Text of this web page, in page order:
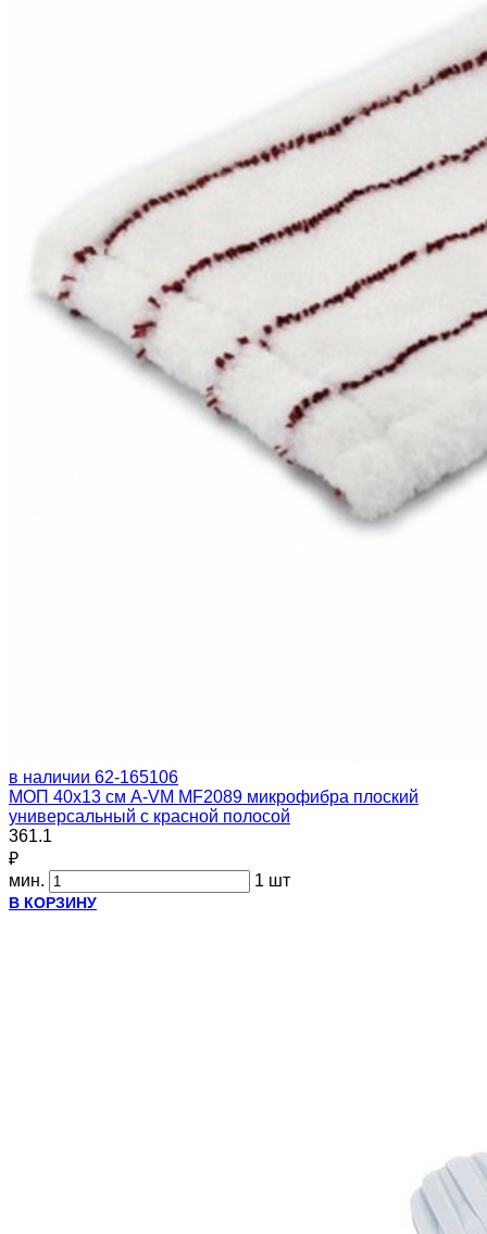
в наличии 62-165106
МОП 40х13 см A-VM MF2089 микрофибра плоский
универсальный с красной полосой
361.1
₽
мин.
1 шт
В КОРЗИНУ